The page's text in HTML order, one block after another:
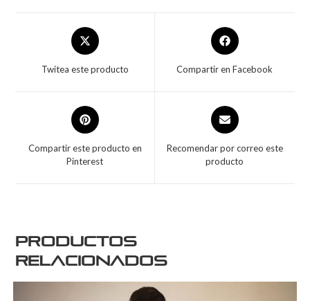
Twitea este producto Compartir en Facebook
Compartir este producto en
Pinterest
Recomendar por correo este
producto
Productos
relacionados